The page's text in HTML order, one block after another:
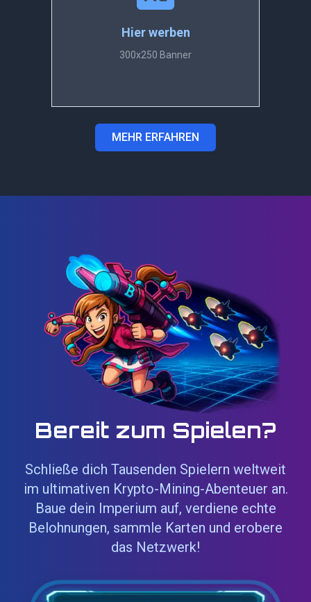
Hier werben
300x250 Banner
MEHR ERFAHREN
Bereit zum Spielen?
Schließe dich Tausenden Spielern weltweit
im ultimativen Krypto-Mining-Abenteuer an.
Baue dein Imperium auf, verdiene echte
Belohnungen, sammle Karten und erobere
das Netzwerk!